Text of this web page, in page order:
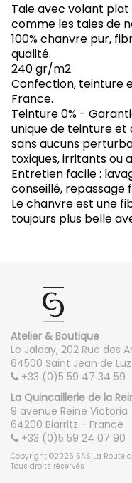
Taie avec volant
comme les taies de
100% chanvre pur,
qualité.
240 gr/m2
Confection, teinture
France.
Teinture 0% -
unique de teinture
sans aucuns
toxiques, irritants ou
Entretien facile :
conseillé, repassage
Le chanvre est une
toujours plus belle
Drap housse :
Drap plat :
Lit 2 personnes
Housse de couette :
de la couette)
Drap housse : 140x190
Drap plat :240x280
Lit 2 personnes
Atelier & Boutique
Le Jalday, 202 Rue des
64500 Saint Jean de
+33 (0)5 59 47 34 59
La Quincaillerie de la
9 avenue Reine Victoria
64200 Biarritz - France
+33 (0)5 59 24 07 90
Copyright ©2026 SAS La Route
Tous droits réservés